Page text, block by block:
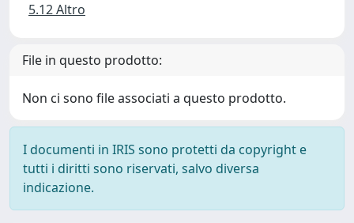
5.12 Altro
File in questo prodotto:
Non ci sono file associati a questo prodotto.
I documenti in IRIS sono protetti da copyright e
tutti i diritti sono riservati, salvo diversa
indicazione.